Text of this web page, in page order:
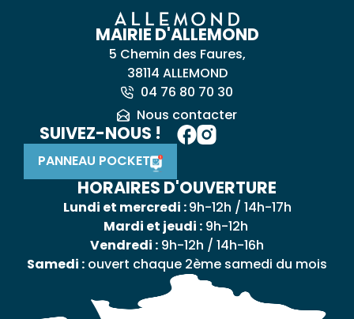
MAIRIE D'ALLEMOND
5 Chemin des Faures,
38114 ALLEMOND
04 76 80 70 30
Nous contacter
SUIVEZ-NOUS !
PANNEAU POCKET
HORAIRES D'OUVERTURE
Lundi et mercredi :9h-12h / 14h-17h
Mardi et jeudi :9h-12h
Vendredi : 9h-12h / 14h-16h
Samedi : ouvert chaque 2ème samedi du mois